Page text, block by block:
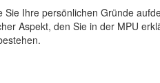
Sie Ihre persönlichen Gründe
Aspekt, den Sie in der MPU